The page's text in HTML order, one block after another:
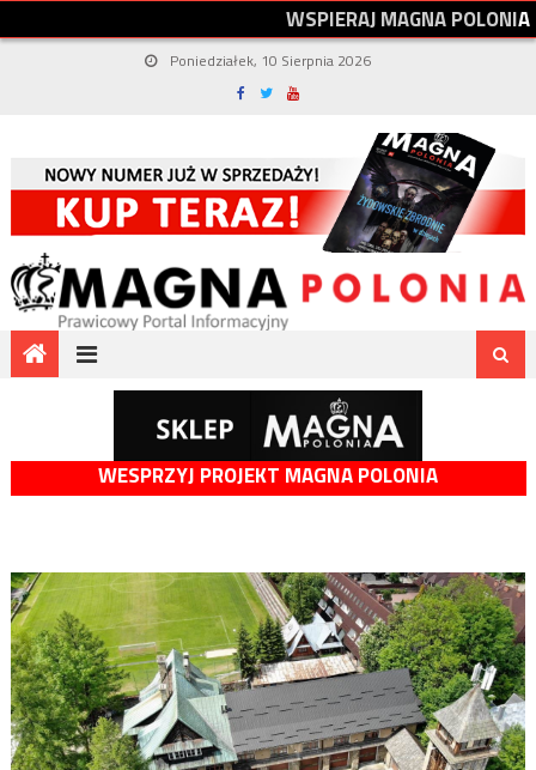
WSPIERAJMAGNAPOLONIA
Poniedziałek, 10 Sierpnia 2026
WESPRZYJ PROJEKT MAGNA POLONIA